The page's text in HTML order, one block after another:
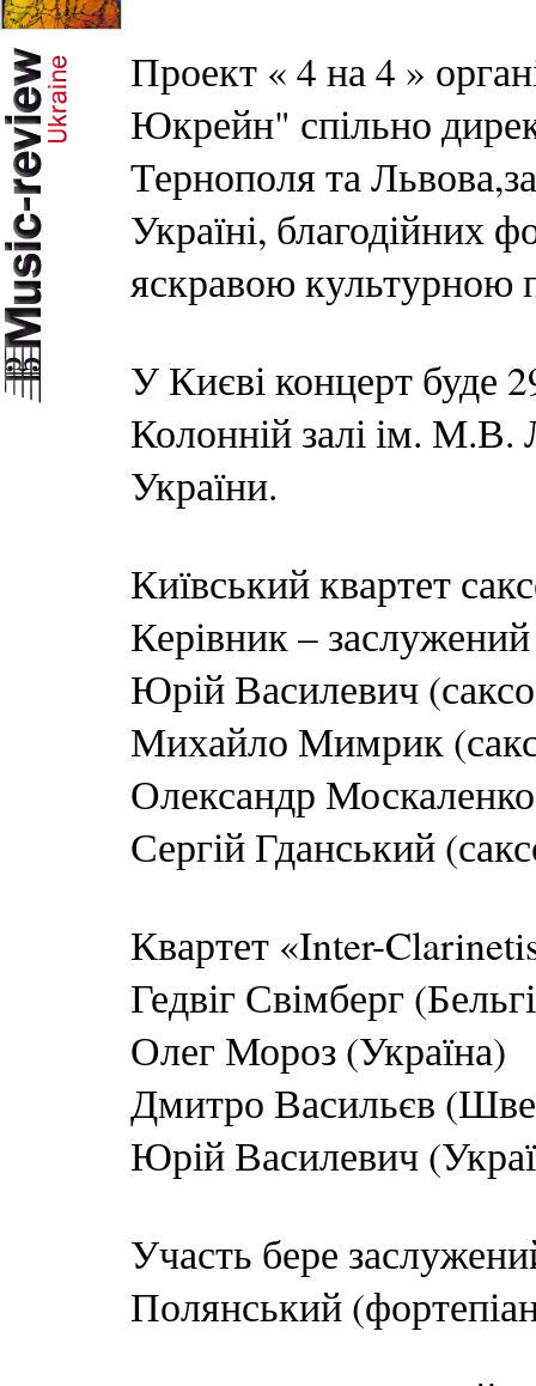
Проект « 4 на 4 »
Юкрейн" спільно
Тернополя та
Україні, благодійних
яскравою культурною
У Києві концерт буде
Колонній залі ім. М.В.
України.
Київський квартет
Керівник –
Юрій Василевич
Михайло Мимрик
Олександр
Сергій Гданський
Квартет «Inter-
Гедвіг Свімберг
Олег Мороз (Україна)
Дмитро Васильєв
Юрій Василевич
Участь бере
Полянський